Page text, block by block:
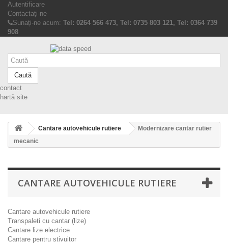
Autentificare
Contactați-ne
Sunați-ne acum: Tel: 0264 566 473, Tel: 0735 803 121, Tel: 0364 739
908
Caută
contact
hartă site
Cantare autovehicule rutiere
Modernizare cantar rutier
mecanic
CANTARE AUTOVEHICULE RUTIERE
Cantare autovehicule rutiere
Transpaleti cu cantar (lize)
Cantare lize electrice
Cantare pentru stivuitor